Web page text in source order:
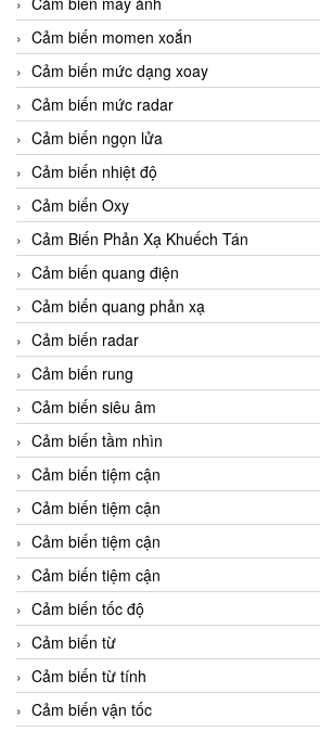
Cảm biến momen xoắn
Cảm biến mức dạng xoay
Cảm biến mức radar
Cảm biến ngọn lửa
Cảm biến nhiệt độ
Cảm biến Oxy
Cảm Biến Phản Xạ Khuếch Tán
Cảm biến quang điện
Cảm biến quang phản xạ
Cảm biến radar
Cảm biến rung
Cảm biến siêu âm
Cảm biến tầm nhìn
Cảm biến tiệm cận
Cảm biến tiệm cận
Cảm biến tiệm cận
Cảm biến tiệm cận
Cảm biến tốc độ
Cảm biến từ
Cảm biến từ tính
Cảm biến vận tốc